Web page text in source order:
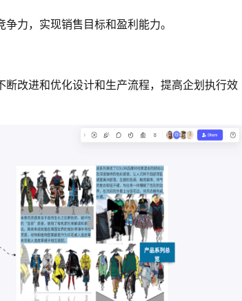
力，实现销售目标和盈利能力。
改进和优化设计和生产流程，提高企划执行效